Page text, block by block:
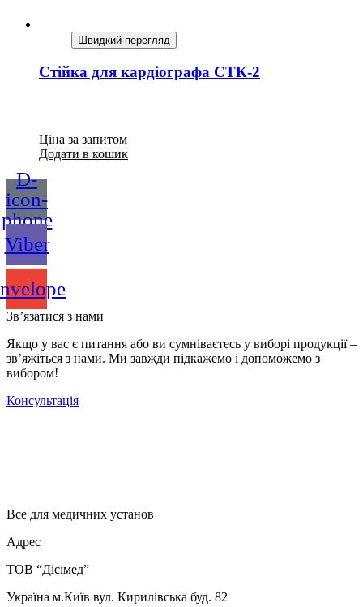
Швидкий перегляд
Стійка для кардіографа СТК-2
Ціна за запитом
Додати в кошик
D-
icon-
phone
Viber
Зв’язатися з нами
Якщо у вас є питання або ви сумніваєтесь у виборі продукції –
зв’яжіться з нами. Ми завжди підкажемо і допоможемо з
вибором!
Консультація
Все для медичних установ
Адрес
ТОВ “Дісімед”
Україна м.Київ вул. Кирилівська буд. 82